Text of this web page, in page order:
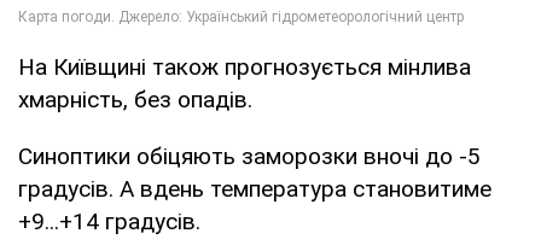
На Київщині також прогнозується мінлива
хмарність, без опадів.
Синоптики обіцяють заморозки вночі до -5
градусів. А вдень температура становитиме
+9...+14 градусів.